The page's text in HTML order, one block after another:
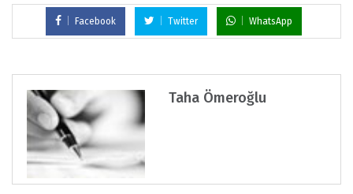
Facebook Twitter WhatsApp
Taha Ömeroğlu